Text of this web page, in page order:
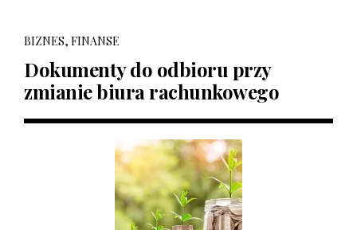
BIZNES, FINANSE
Dokumenty do odbioru przy
zmianie biura rachunkowego